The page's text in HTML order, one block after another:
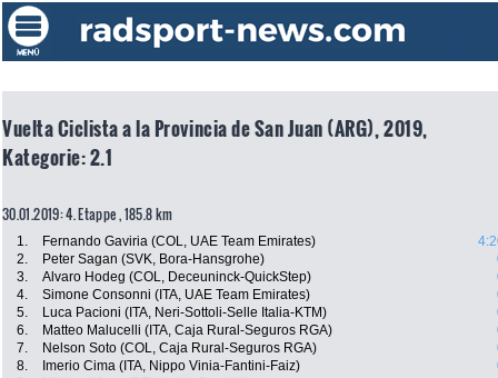
Vuelta Ciclista a la Provincia de San Juan (ARG), 2019,
Kategorie: 2.1
30.01.2019: 4. Etappe , 185.8 km
1. Fernando Gaviria (COL, UAE Team Emirates)
2.
Peter Sagan (SVK, Bora-Hansgrohe)
3.
Alvaro Hodeg (COL, Deceuninck-QuickStep)
4.
Simone Consonni (ITA, UAE Team Emirates)
5.
Luca Pacioni (ITA, Neri-Sottoli-Selle Italia-KTM)
6.
Matteo Malucelli (ITA, Caja Rural-Seguros RGA)
7.
Nelson Soto (COL, Caja Rural-Seguros RGA)
8.
Imerio Cima (ITA, Nippo Vinia-Fantini-Faiz)